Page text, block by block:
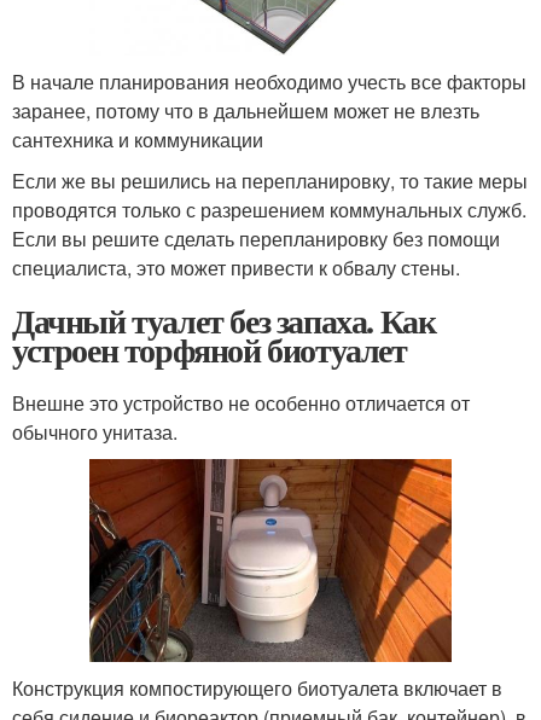
В начале планирования необходимо учесть все факторы
заранее, потому что в дальнейшем может не влезть
сантехника и коммуникации
Если же вы решились на перепланировку, то такие меры
проводятся только с разрешением коммунальных служб.
Если вы решите сделать перепланировку без помощи
специалиста, это может привести к обвалу стены.
Дачный туалет без запаха. Как
устроен торфяной биотуалет
Внешне это устройство не особенно отличается от
обычного унитаза.
Конструкция компостирующего биотуалета включает в